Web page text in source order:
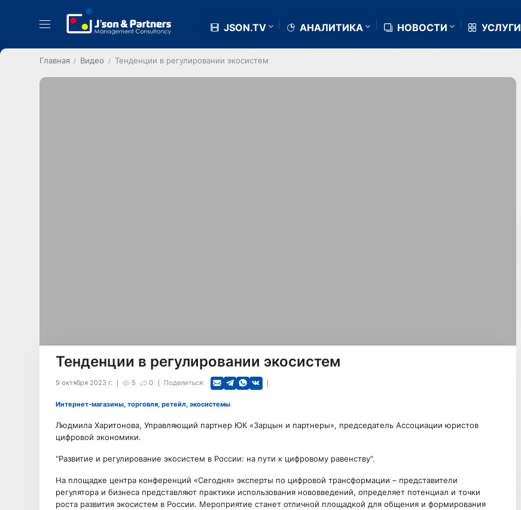
JSON.TV АНАЛИТИКА НОВОСТИ УСЛУГИ
Главная Видео Тенденции в регулировании экосистем
Тенденции в регулировании экосистем
5 0
9 октября 2023 г. Поделиться:
Интернет-магазины, торговля, ретейл, экосистемы
Людмила Харитонова, Управляющий партнер ЮК «Зарцын и партнеры», председатель Ассоциации юристов
цифровой экономики.
"Развитие и регулирование экосистем в России: на пути к цифровому равенству".
На площадке центра конференций «Сегодня» эксперты по цифровой трансформации – представители
регулятора и бизнеса представляют практики использования нововведений, определяет потенциал и точки
роста развития экосистем в России. Мероприятие станет отличной площадкой для общения и формирования